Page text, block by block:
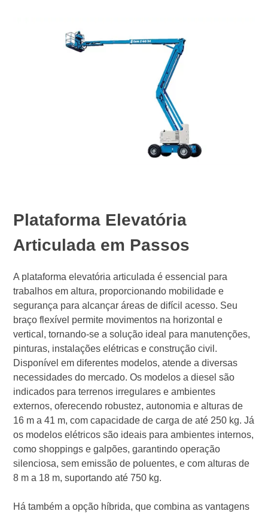
Plataforma Elevatória
Articulada em Passos
A plataforma elevatória articulada é essencial para
trabalhos em altura, proporcionando mobilidade e
segurança para alcançar áreas de difícil acesso. Seu
braço flexível permite movimentos na horizontal e
vertical, tornando-se a solução ideal para manutenções,
pinturas, instalações elétricas e construção civil.
Disponível em diferentes modelos, atende a diversas
necessidades do mercado. Os modelos a diesel são
indicados para terrenos irregulares e ambientes
externos, oferecendo robustez, autonomia e alturas de
16 m a 41 m, com capacidade de carga de até 250 kg. Já
os modelos elétricos são ideais para ambientes internos,
como shoppings e galpões, garantindo operação
silenciosa, sem emissão de poluentes, e com alturas de
8 m a 18 m, suportando até 750 kg.
Há também a opção híbrida, que combina as vantagens